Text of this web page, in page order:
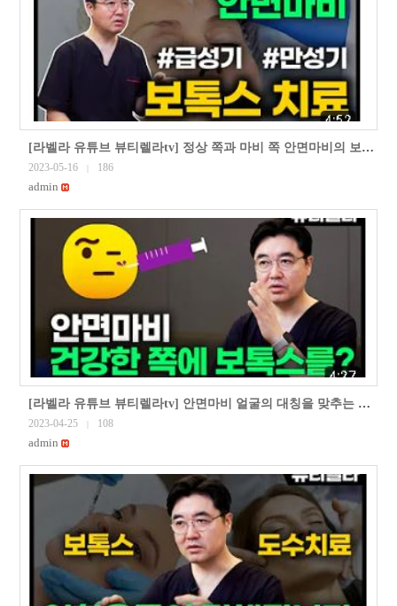
[라벨라 유튜브 뷰티렐라tv] 정상 쪽과 마비 쪽 안면마비의 보톡스 치료 (안면마비 보톡스 치료5부)
2023-05-16 186
admin
[라벨라 유튜브 뷰티렐라tv] 안면마비 얼굴의 대칭을 맞추는 치료 방법(안면마비 보톡스 치료4부)
2023-04-25 108
admin